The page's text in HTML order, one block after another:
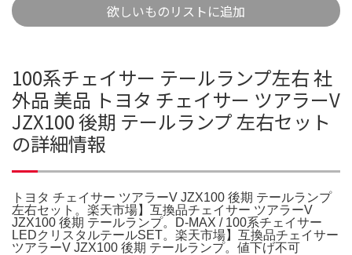
欲しいものリストに追加
100系チェイサー テールランプ左右 社
外品 美品 トヨタ チェイサー ツアラーV
JZX100 後期 テールランプ 左右セット
の詳細情報
トヨタ チェイサー ツアラーV JZX100 後期 テールランプ
左右セット。楽天市場】互換品チェイサー ツアラーV
JZX100 後期 テールランプ。D-MAX / 100系チェイサー
LEDクリスタルテールSET。楽天市場】互換品チェイサー
ツアラーV JZX100 後期 テールランプ。値下げ不可